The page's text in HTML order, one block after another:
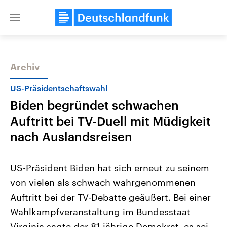
Close
Themen
2026
Alle Informationen
Sachsen-Anhalt wählt am 6.
September 2026 einen neuen
Landtag. Seit 2021 wird das
Bundesland von einer Koalition aus
Aktuelle Beiträge,
Hintergründe
Wirtschaftlich und
gehören die Vereinigten
den mächtigsten Ländern
mit großem Einfluss auf
Archiv
US-Präsidentschaftswahl
Biden begründet schwachen
Auftritt bei TV-Duell mit Müdigkeit
nach Auslandsreisen
US-Präsident Biden hat sich erneut zu seinem
von vielen als schwach wahrgenommenen
Auftritt bei der TV-Debatte geäußert. Bei einer
Wahlkampfveranstaltung im Bundesstaat